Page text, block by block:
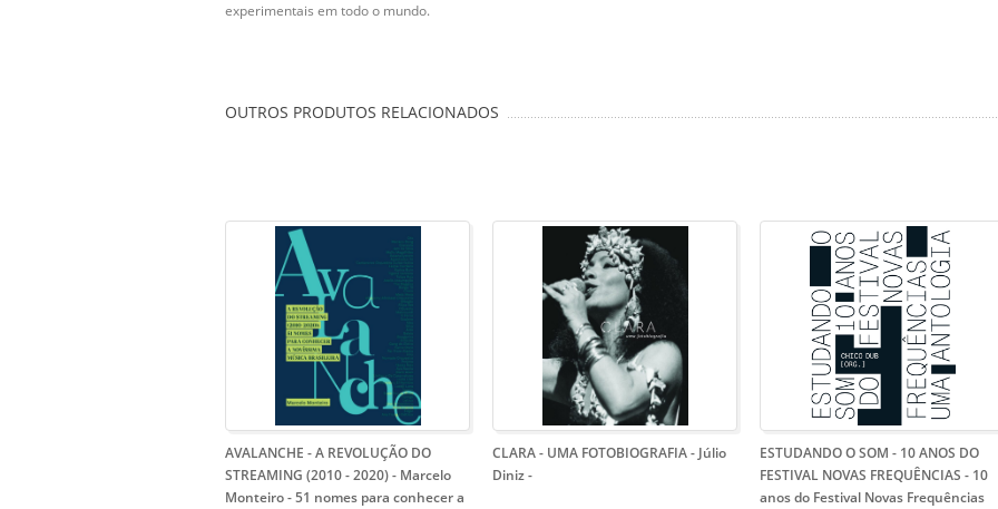
experimentais em todo o mundo.
OUTROS PRODUTOS RELACIONADOS
AVALANCHE - A REVOLUÇÃO DO
STREAMING (2010 - 2020) - Marcelo
Monteiro- 51 nomes para conhecer a
CLARA - UMA FOTOBIOGRAFIA - Júlio
Diniz-
ESTUDANDO O SOM - 10 ANOS DO
FESTIVAL NOVAS FREQUÊNCIAS - 10
anos do Festival Novas Frequências